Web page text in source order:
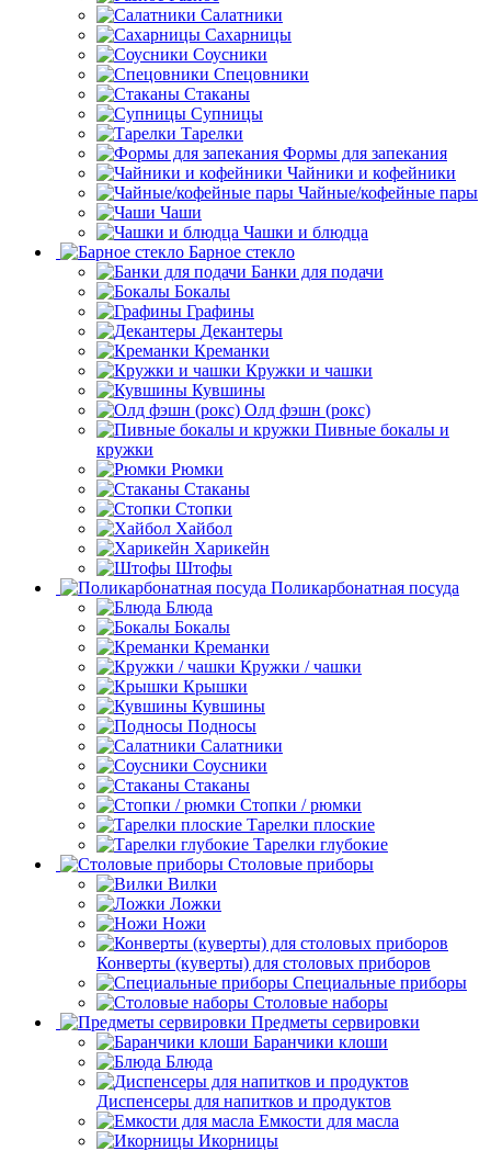
Салатники
Сахарницы
Соусники
Спецовники
Стаканы
Супницы
Тарелки
Формы для запекания
Чайники и кофейники
Чайные/кофейные пары
Чаши
Чашки и блюдца
Барное стекло
Банки для подачи
Бокалы
Графины
Декантеры
Креманки
Кружки и чашки
Кувшины
Олд фэшн (рокс)
Пивные бокалы и
кружки
Рюмки
Стаканы
Стопки
Хайбол
Харикейн
Штофы
Поликарбонатная посуда
Блюда
Бокалы
Креманки
Кружки / чашки
Крышки
Кувшины
Подносы
Салатники
Соусники
Стаканы
Стопки / рюмки
Тарелки плоские
Тарелки глубокие
Столовые приборы
Вилки
Ложки
Ножи
Конверты (куверты) для столовых приборов
Специальные приборы
Столовые наборы
Предметы сервировки
Баранчики клоши
Блюда
Диспенсеры для напитков и продуктов
Емкости для масла
Икорницы